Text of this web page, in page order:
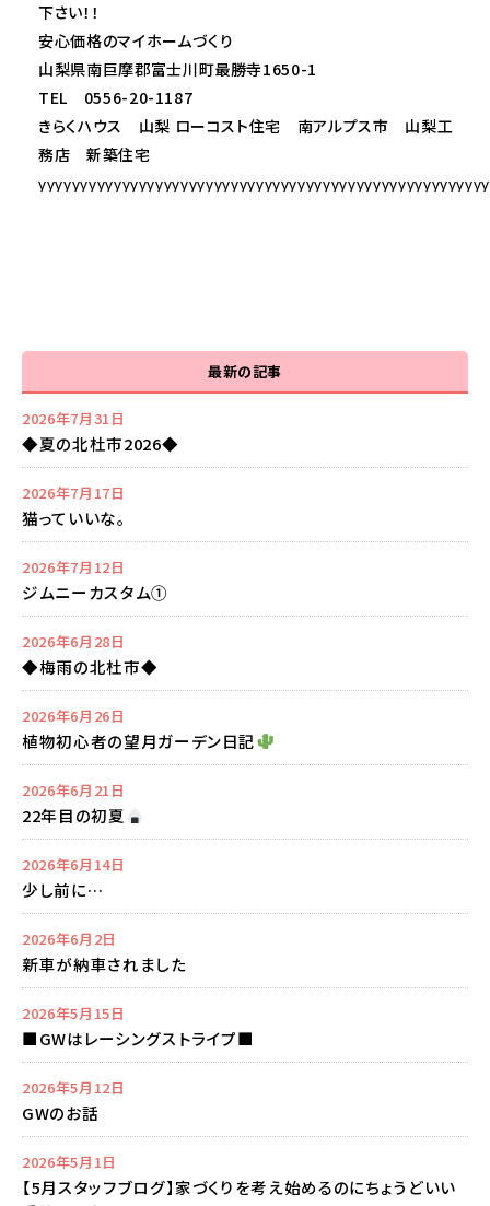
下さい！！
安心価格のマイホームづくり
山梨県南巨摩郡富士川町最勝寺1650-1
TEL 0556-20-1187
きらくハウス 山梨 ローコスト住宅 南アルプス市 山梨工
務店 新築住宅
最新の記事
2026年7月31日
◆夏の北杜市2026◆
2026年7月17日
猫っていいな。
2026年7月12日
ジムニーカスタム①
2026年6月28日
◆梅雨の北杜市◆
2026年6月26日
植物初心者の望月ガーデン日記
2026年6月21日
22年目の初夏
2026年6月14日
少し前に…
2026年6月2日
新車が納車されました
2026年5月15日
■GWはレーシングストライプ■
2026年5月12日
GWのお話
2026年5月1日
【5月スタッフブログ】家づくりを考え始めるのにちょうどいい